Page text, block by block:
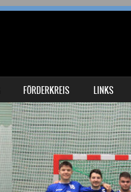
FÖRDERKREIS LINKS